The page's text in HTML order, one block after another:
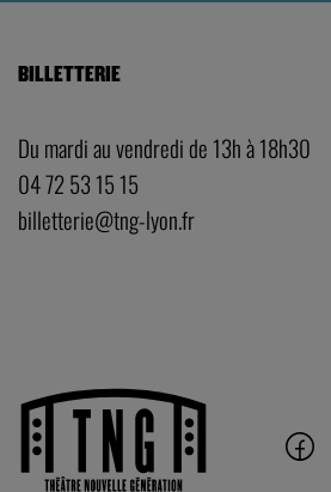
BILLETTERIE
Du mardi au vendredi de 13h à 18h30
04 72 53 15 15
billetterie@tng-lyon.fr